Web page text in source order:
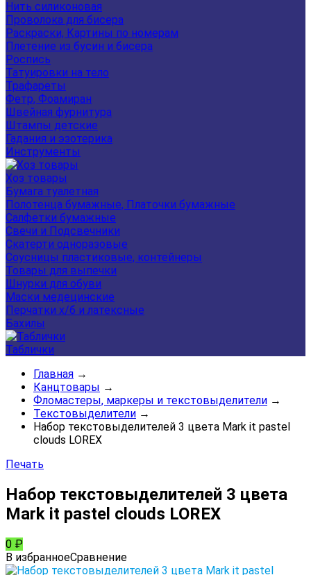
Нить силиконовая
Проволока для бисера
Раскраски, Картины по номерам
Плетение из бусин и бисера
Роспись
Татуировки на тело
Трафареты
Фетр, Фоамиран
Швейная фурнитура
Штампы детские
Гадания и эзотерика
Инструменты
Хоз товары
Бумага туалетная
Полотенца бумажные, Платочки бумажные
Салфетки бумажные
Свечи и Подсвечники
Скатерти одноразовые
Соусницы пластиковые, контейнеры
Товары для выпечки
Шнурки для обуви
Маски медецинские
Перчатки х/б и латексные
Бахилы
Таблички
Главная →
Канцтовары →
Фломастеры, маркеры и текстовыделители →
Текстовыделители →
Набор текстовыделителей 3 цвета Mark it pastel
clouds LOREX
Печать
Набор текстовыделителей 3 цвета
Mark it pastel clouds LOREX
0 ₽
В избранноеСравнение